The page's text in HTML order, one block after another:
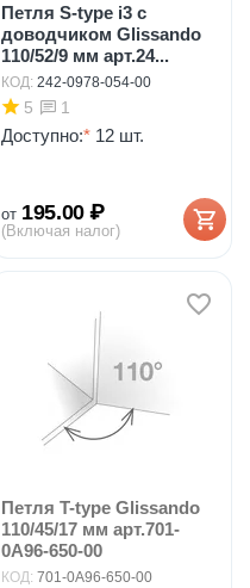
Петля S-type i3 с
доводчиком Glissando
110/52/9 мм арт.24...
КОД: 242-0978-054-00
5 1
Доступно:* 12 шт.
от 195.00 ₽
(Включая налог)
Петля T-type Glissando
110/45/17 мм арт.701-
0A96-650-00
КОД: 701-0A96-650-00